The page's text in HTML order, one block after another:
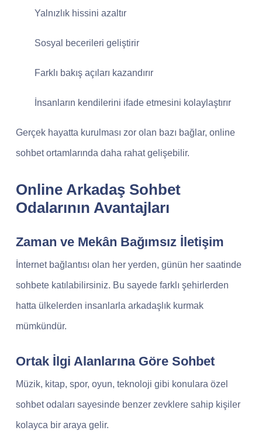
Yalnızlık hissini azaltır
Sosyal becerileri geliştirir
Farklı bakış açıları kazandırır
İnsanların kendilerini ifade etmesini kolaylaştırır
Gerçek hayatta kurulması zor olan bazı bağlar, online
sohbet ortamlarında daha rahat gelişebilir.
Online Arkadaş Sohbet
Odalarının Avantajları
Zaman ve Mekân Bağımsız İletişim
İnternet bağlantısı olan her yerden, günün her saatinde
sohbete katılabilirsiniz. Bu sayede farklı şehirlerden
hatta ülkelerden insanlarla arkadaşlık kurmak
mümkündür.
Ortak İlgi Alanlarına Göre Sohbet
Müzik, kitap, spor, oyun, teknoloji gibi konulara özel
sohbet odaları sayesinde benzer zevklere sahip kişiler
kolayca bir araya gelir.